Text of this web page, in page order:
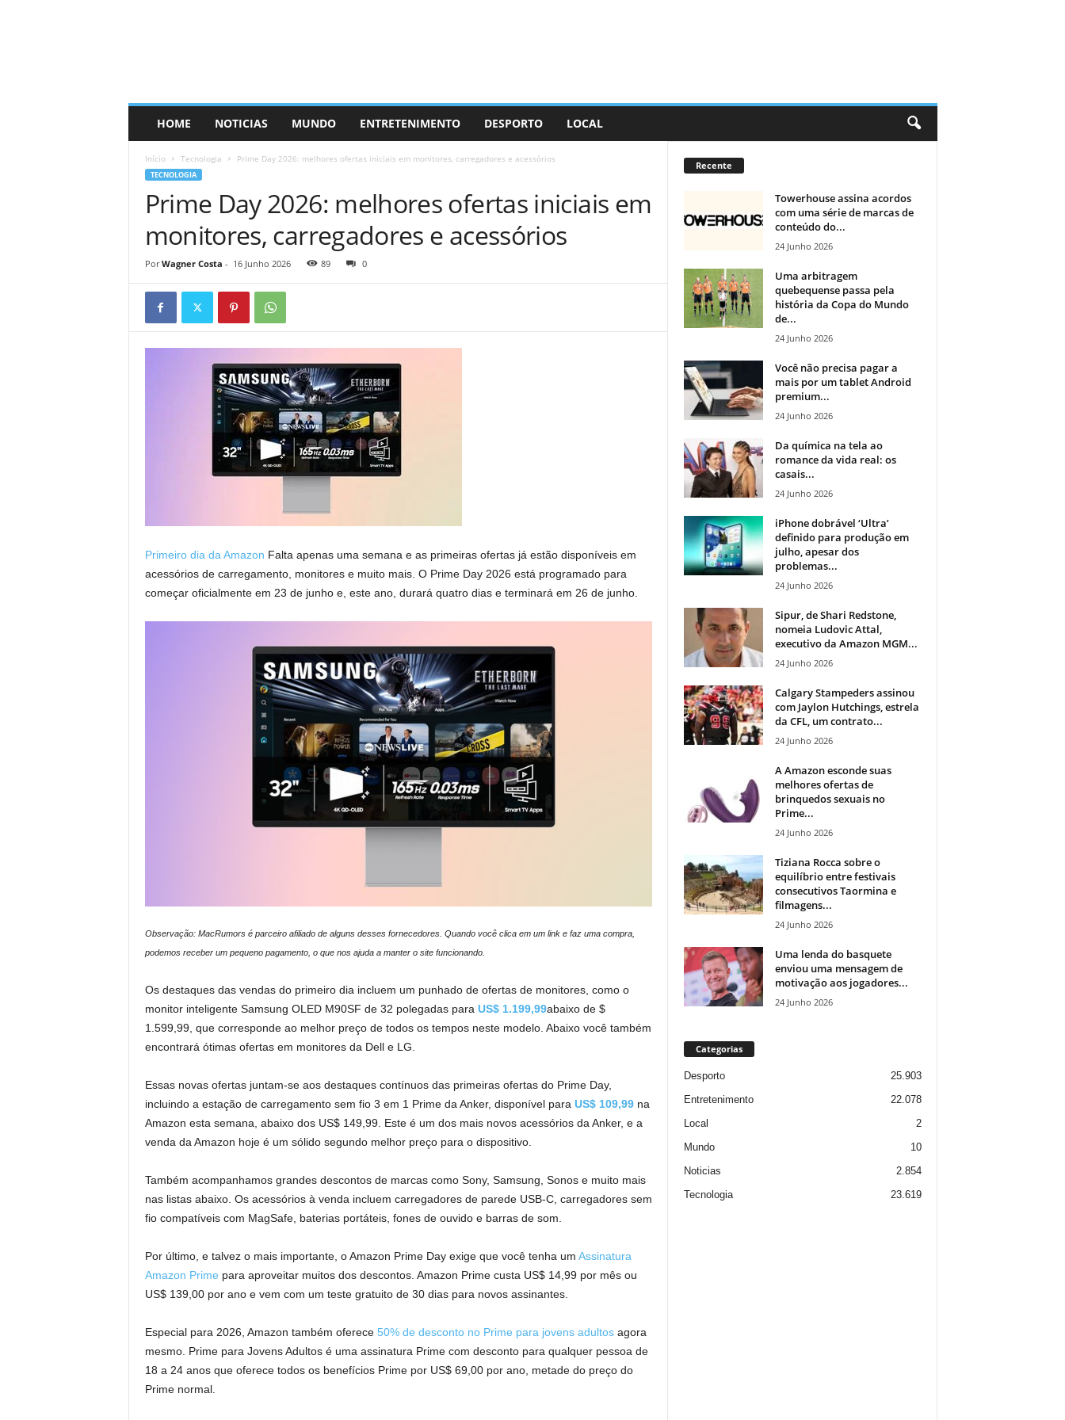
HOME NOTICIAS MUNDO ENTRETENIMENTO DESPORTO LOCAL
Início Tecnologia Prime Day 2026: melhores ofertas iniciais em monitores, carregadores e acessórios
TECNOLOGIA
Prime Day 2026: melhores ofertas iniciais em
monitores, carregadores e acessórios
Por Wagner Costa - 16 Junho 2026 89 0
Primeiro dia da Amazon Falta apenas uma semana e as primeiras ofertas já estão disponíveis em
acessórios de carregamento, monitores e muito mais. O Prime Day 2026 está programado para
começar oficialmente em 23 de junho e, este ano, durará quatro dias e terminará em 26 de junho.
Observação: MacRumors é parceiro afiliado de alguns desses fornecedores. Quando você clica em um link e faz uma compra,
podemos receber um pequeno pagamento, o que nos ajuda a manter o site funcionando.
Os destaques das vendas do primeiro dia incluem um punhado de ofertas de monitores, como o
monitor inteligente Samsung OLED M90SF de 32 polegadas para US$ 1.199,99abaixo de $
1.599,99, que corresponde ao melhor preço de todos os tempos neste modelo. Abaixo você também
encontrará ótimas ofertas em monitores da Dell e LG.
Essas novas ofertas juntam-se aos destaques contínuos das primeiras ofertas do Prime Day,
incluindo a estação de carregamento sem fio 3 em 1 Prime da Anker, disponível para US$ 109,99na
Amazon esta semana, abaixo dos US$ 149,99. Este é um dos mais novos acessórios da Anker, e a
venda da Amazon hoje é um sólido segundo melhor preço para o dispositivo.
Também acompanhamos grandes descontos de marcas como Sony, Samsung, Sonos e muito mais
nas listas abaixo. Os acessórios à venda incluem carregadores de parede USB-C, carregadores sem
fio compatíveis com MagSafe, baterias portáteis, fones de ouvido e barras de som.
Por último, e talvez o mais importante, o Amazon Prime Day exige que você tenha um Assinatura
Amazon Prime para aproveitar muitos dos descontos. Amazon Prime custa US$ 14,99 por mês ou
US$ 139,00 por ano e vem com um teste gratuito de 30 dias para novos assinantes.
Especial para 2026, Amazon também oferece 50% de desconto no Prime para jovens adultosagora
mesmo. Prime para Jovens Adultos é uma assinatura Prime com desconto para qualquer pessoa de
18 a 24 anos que oferece todos os benefícios Prime por US$ 69,00 por ano, metade do preço do
Prime normal.
Recente
Towerhouse assina acordos
com uma série de marcas de
conteúdo do...
24 Junho 2026
Uma arbitragem
quebequense passa pela
história da Copa do Mundo
de...
24 Junho 2026
Você não precisa pagar a
mais por um tablet Android
premium...
24 Junho 2026
Da química na tela ao
romance da vida real: os
casais...
24 Junho 2026
iPhone dobrável ‘Ultra’
definido para produção em
julho, apesar dos
problemas...
24 Junho 2026
Sipur, de Shari Redstone,
nomeia Ludovic Attal,
executivo da Amazon MGM...
24 Junho 2026
Calgary Stampeders assinou
com Jaylon Hutchings, estrela
da CFL, um contrato...
24 Junho 2026
A Amazon esconde suas
melhores ofertas de
brinquedos sexuais no
Prime...
24 Junho 2026
Tiziana Rocca sobre o
equilíbrio entre festivais
consecutivos Taormina e
filmagens...
24 Junho 2026
Uma lenda do basquete
enviou uma mensagem de
motivação aos jogadores...
24 Junho 2026
Categorias
Desporto
25.903
Entretenimento
22.078
Local
2
Mundo
10
Noticias
2.854
Tecnologia
23.619